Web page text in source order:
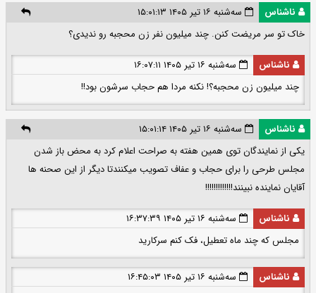
ناشناس
سه‌شنبه ۱۶ تیر ۱۴۰۵ ۱۵:۰۱:۱۳
خاک تو سر مریضت کنن. چند میلیون نفر زن محجبه رو ندیدی؟
ناشناس
سه‌شنبه ۱۶ تیر ۱۴۰۵ ۱۶:۰۷:۱۱
چند میلیون زن محجبه؟! نکنه مردا هم حجاب سرشون بود!!
ناشناس
سه‌شنبه ۱۶ تیر ۱۴۰۵ ۱۵:۰۱:۱۴
یکی از نمایندگان توی همین هفته به صراحت اعلام کرد به محض باز شدن
مجلس طرحی را برای حجاب و عفاف تصویب میکنندتا دیگر از این صحنه ها
آقایان نماینده نبینند!!!!!!!!!!!!!
ناشناس
سه‌شنبه ۱۶ تیر ۱۴۰۵ ۱۶:۳۷:۳۹
مجلس که چند ماه تعطیل، فک کنم سرکارید
ناشناس
سه‌شنبه ۱۶ تیر ۱۴۰۵ ۱۶:۴۵:۰۳